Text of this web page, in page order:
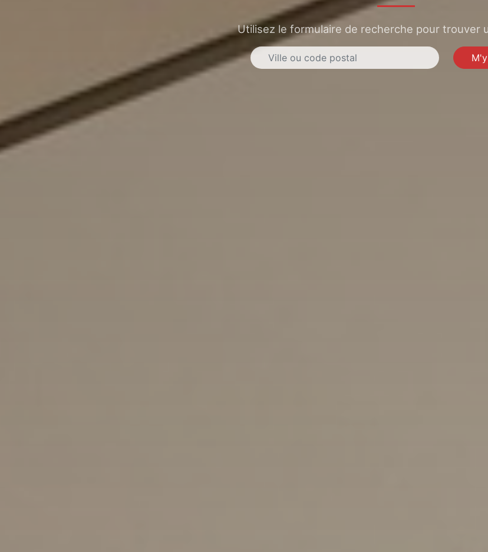
Utilisez le formulaire de recherche pour trouver